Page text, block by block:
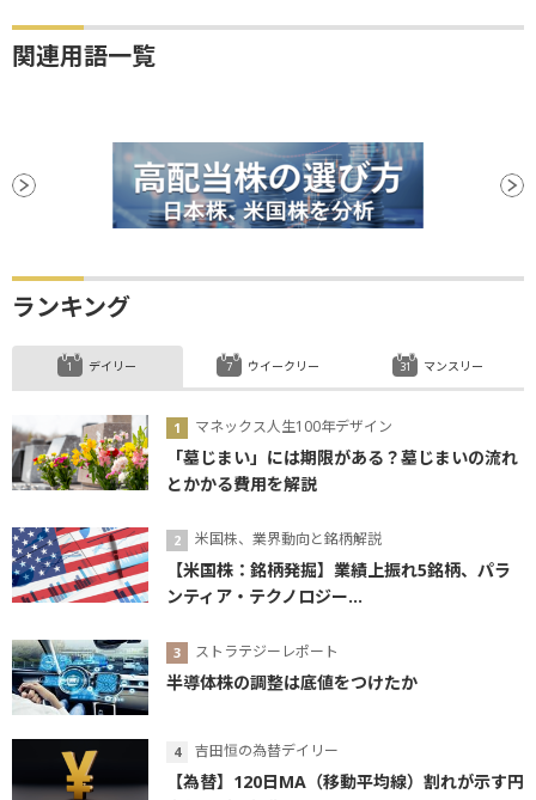
関連用語一覧
ランキング
デイリー
マネックス人生100年デザイン
「墓じまい」には期限がある？墓じまいの流れ
とかかる費用を解説
米国株、業界動向と銘柄解説
【米国株：銘柄発掘】業績上振れ5銘柄、パラ
ンティア・テクノロジー...
ストラテジーレポート
半導体株の調整は底値をつけたか
吉田恒の為替デイリー
【為替】120日MA（移動平均線）割れが示す円
ウイークリー マンスリー